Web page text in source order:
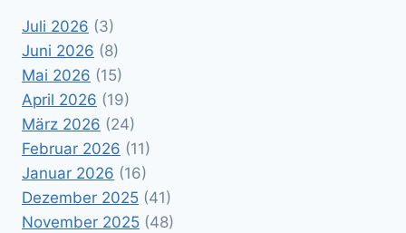
Juli 2026 (3)
Juni 2026 (8)
Mai 2026 (15)
April 2026 (19)
März 2026 (24)
Februar 2026 (11)
Januar 2026 (16)
Dezember 2025 (41)
November 2025 (48)